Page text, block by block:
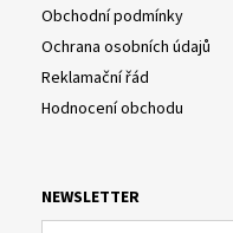
Obchodní podmínky
Ochrana osobních údajů
Reklamační řád
Hodnocení obchodu
NEWSLETTER